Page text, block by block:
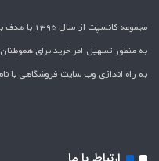
مجموعه
به منظور تسهیل امر خرید برای هموطنان
به راه اندازی وب سایت فروشگاهی با